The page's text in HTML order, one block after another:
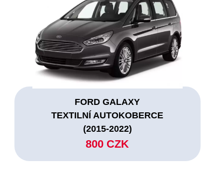
FORD GALAXY
TEXTILNÍ AUTOKOBERCE
(2015-2022)
800 CZK